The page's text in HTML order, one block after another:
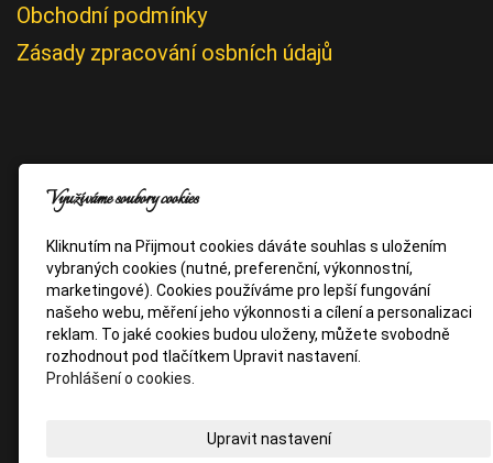
Obchodní podmínky
Zásady zpracování osbních údajů
Využíváme soubory cookies
Kliknutím na Přijmout cookies dáváte souhlas s uložením
vybraných cookies (nutné, preferenční, výkonnostní,
marketingové). Cookies používáme pro lepší fungování
našeho webu, měření jeho výkonnosti a cílení a personalizaci
reklam. To jaké cookies budou uloženy, můžete svobodně
rozhodnout pod tlačítkem Upravit nastavení.
Prohlášení o cookies.
Upravit nastavení